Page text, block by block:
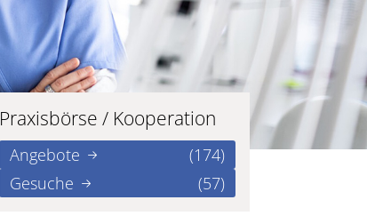
Praxisbörse / Kooperation
Angebote
(174)
Gesuche
(57)